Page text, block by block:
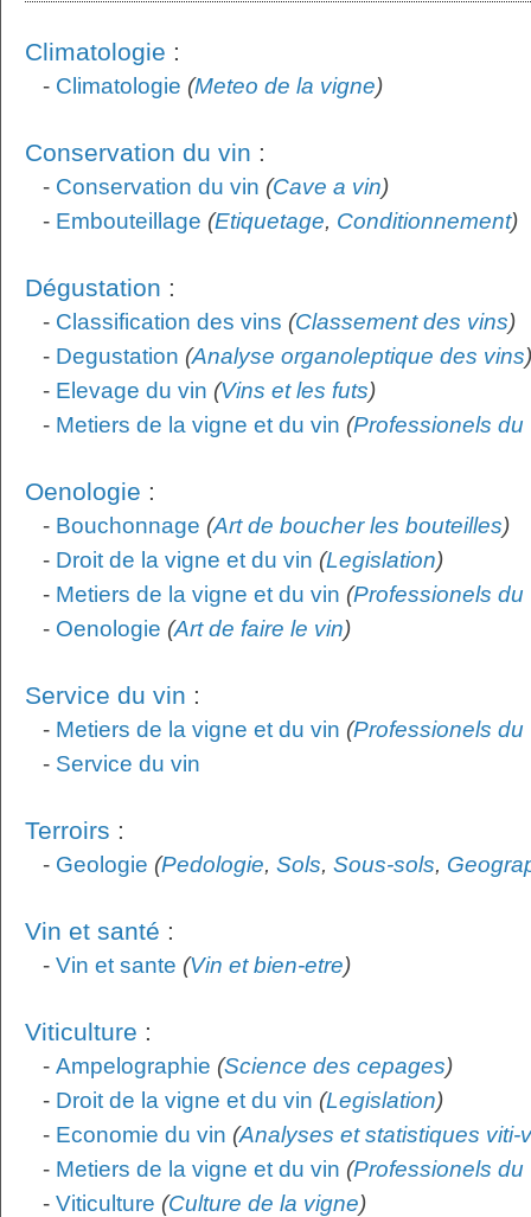
Climatologie :
- Climatologie (Meteo de la vigne)
Conservation du vin :
- Conservation du vin (Cave a vin)
- Embouteillage (Etiquetage, Conditionnement)
Dégustation :
- Classification des vins (Classement des vins)
- Degustation (Analyse organoleptique des vins)
- Elevage du vin (Vins et les futs)
- Metiers de la vigne et du vin (Professionels du
Oenologie :
- Bouchonnage (Art de boucher les bouteilles)
- Droit de la vigne et du vin (Legislation)
- Metiers de la vigne et du vin (Professionels du
- Oenologie (Art de faire le vin)
Service du vin :
- Metiers de la vigne et du vin (Professionels du
- Service du vin
Terroirs :
- Geologie (Pedologie, Sols, Sous-sols,
Vin et santé :
- Vin et sante (Vin et bien-etre)
Viticulture :
- Ampelographie (Science des cepages)
- Droit de la vigne et du vin (Legislation)
- Economie du vin (Analyses et statistiques viti-
- Metiers de la vigne et du vin (Professionels du
- Viticulture (Culture de la vigne)